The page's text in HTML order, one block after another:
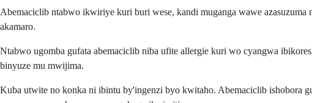
Abemaciclib ntabwo ikwiriye kuri buri wese, kandi muganga wawe
akamaro.
Ntabwo ugomba gufata abemaciclib niba ufite allergie kuri wo cyangwa
binyuze mu mwijima.
Kuba utwite no konka ni ibintu by'ingenzi byo kwitaho. Abemaciclib ishobora